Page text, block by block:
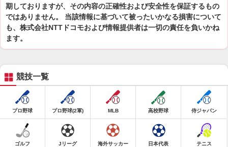
期しておりますが、その内容の正確性および安全性を保証するもの
ではありません。 当該情報に基づいて被ったいかなる損害について
も、株式会社NTTドコモおよび情報提供者は一切の責任を負いかね
ます。
競技一覧
プロ野球 プロ野球(2軍) MLB 高校野球 侍ジャパン
ゴルフ Jリーグ 海外サッカー 日本代表 テニス